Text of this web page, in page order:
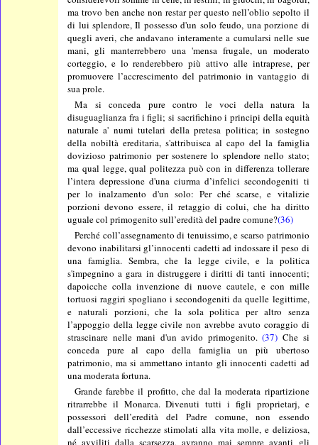
ma trovo ben anche non restar per questo nell’oblio sepolto il
di lui splendore, Il possesso d'un solo feudo, una porzione di
quegli averi, che andavano interamente a cumularsi nelle sue
mani, gli manterrebbero una 'mensa frugale, un moderato
corteggio, e lo renderebbero più attivo alle intraprese, per
promuovere l’accrescimento del patrimonio in vantaggio di
sua prole.
Ma si conceda pure contro le voci della natura la
disuguaglianza fra i figli; si sacrifichino i principi della equità
naturale a' numi tutelari della pretesa politica; in sostegno
della nobiltà ereditaria, s'attribuisca al capo del la famiglia
dovizioso patrimonio per sostenere lo splendore nello stato;
ma qual legge, qual politezza può con in differenza tollerare
l’intera depressione d'una ciurma d’infelici secondogeniti ti
per lo inalzamento d'un solo: Per ché scarse, e vitalizie
porzioni devono essere, il retaggio di colui, che ha diritto
uguale col primogenito sull’eredità del padre comune?(36)
Perché coll’assegnamento di tenuissimo, e scarso patrimonio
devono inabilitarsi gl’innocenti cadetti ad indossare il peso di
una famiglia. Sembra, che la legge civile, e la politica
s'impegnino a gara in distruggere i diritti di tanti innocenti;
dapoicche colla invenzione di nuove cautele, e con mille
tortuosi raggiri spogliano i secondogeniti da quelle legittime,
e naturali porzioni, che la sola politica per altro senza
l’appoggio della legge civile non avrebbe avuto coraggio di
strascinare nelle mani d'un avido primogenito.(37) Che si
conceda pure al capo della famiglia un più ubertoso
patrimonio, ma si ammettano intanto gli innocenti cadetti ad
una moderata fortuna.
Grande farebbe il profitto, che dal la moderata ripartizione
ritrarrebbe il Monarca. Divenuti tutti i figli proprietarj, e
possessori dell’eredità del Padre comune, non essendo
dall’eccessive ricchezze stimolati alla vita molle, e deliziosa,
né avviliti dalla scarsezza, avranno mai sempre avanti gli